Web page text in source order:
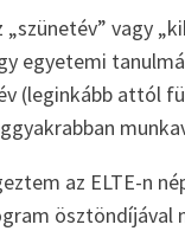
„szünetév” vagy
egyetemi
(leginkább attól
az ELTE-n
ösztöndíjával